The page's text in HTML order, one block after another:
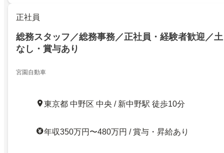
正社員
総務スタッフ／総務事務／正社員・経験者歓迎／
なし・賞与あり
宮園自動車
東京都 中野区 中央 / 新中野駅 徒歩10分
年収350万円〜480万円 / 賞与・昇給あり